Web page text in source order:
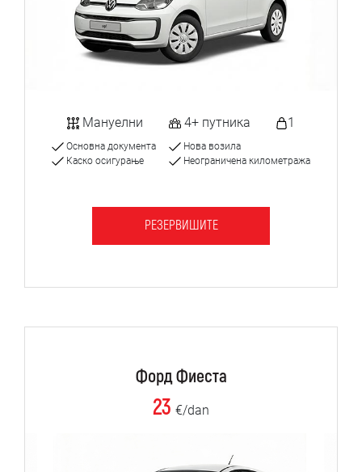
Мануелни 4+ путника 1
Основна документа
Каско осигурање
Нова возила
Неограничена километража
РЕЗЕРВИШИТЕ
Форд Фиеста
23 €/dan